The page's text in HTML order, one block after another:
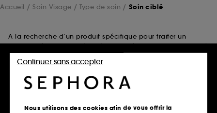
Accueil Soin Visage Type de soin Soin ciblé
A la recherche d’un produit spécifique pour traiter un
besoin précis de manière très localisée ? C’est un soin ciblé
qui va vous combler ! Dites adieu aux points noirs et aux
pores dilatés. Procurez à la peau de votre visage un soin
anti-pollution dédié. Asséchez les zones grasses et sujettes
à l’acné. Réduisez les rougeurs, atténuez et corrigez les
crème, en brume ou en spray, découvrez notre sélection de
Nous utilisons des cookies afin de vous offrir la
Continuer sans accepter